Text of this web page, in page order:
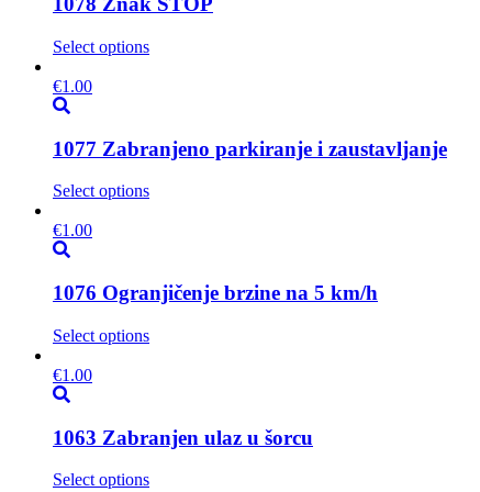
Select options
€1.00
1077 Zabranjeno parkiranje i zaustavljanje
Select options
€1.00
1076 Ogranjičenje brzine na 5 km/h
Select options
€1.00
1063 Zabranjen ulaz u šorcu
Select options